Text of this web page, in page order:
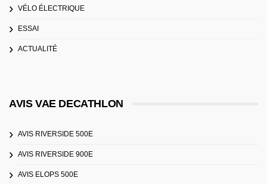
VÉLO ÉLECTRIQUE
ESSAI
ACTUALITÉ
AVIS VAE DECATHLON
AVIS RIVERSIDE 500E
AVIS RIVERSIDE 900E
AVIS ELOPS 500E